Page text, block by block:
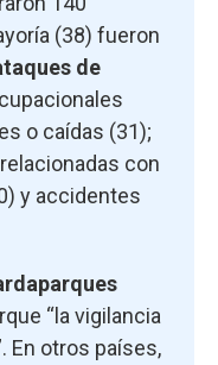
(38) fueron
de
o caídas (31);
con
y accidentes
“la vigilancia
En otros países,